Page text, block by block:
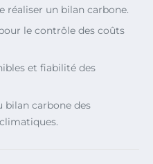
réaliser un bilan carbone.
le contrôle des coûts
et fiabilité des
bilan carbone des